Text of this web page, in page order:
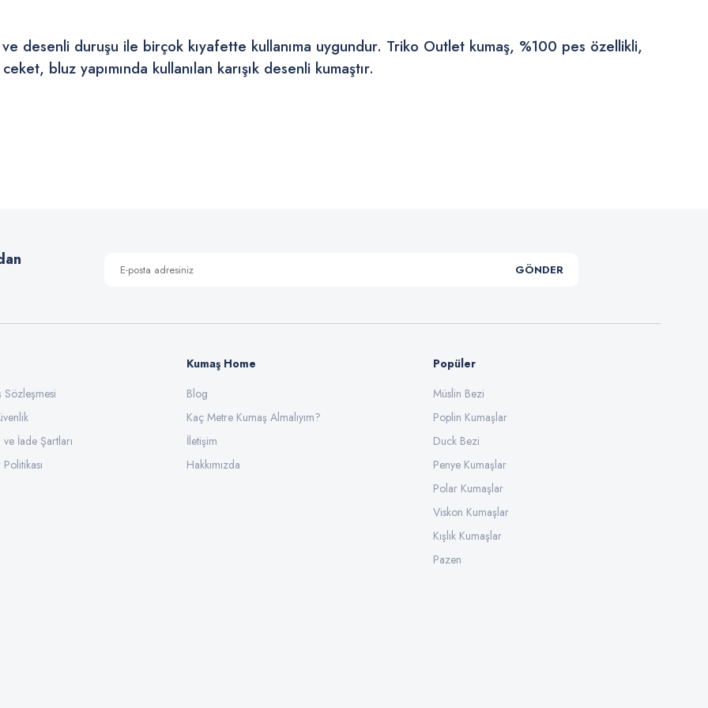
desenli duruşu ile birçok kıyafette kullanıma uygundur. Triko Outlet kumaş, %100 pes özellikli,
bluz yapımında kullanılan karışık desenli kumaştır.
Gönder
GÖNDER
Sözleşmesi
İade Şartları
Kumaş Home
Blog
Kaç Metre Kumaş Almalıyım?
İletişim
Hakkımızda
Popüler
Müslin Bezi
Poplin Kumaşlar
Duck Bezi
Penye Kumaşlar
Polar Kumaşlar
Viskon Kumaşlar
Kışlık Kumaşlar
Pazen